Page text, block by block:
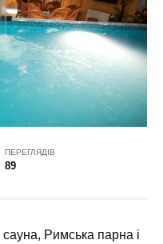
ПЕРЕГЛЯДІВ
89
сауна, Римська парна і